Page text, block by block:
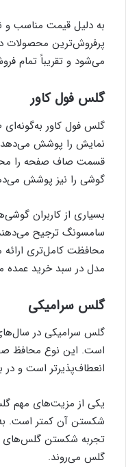
به دلیل قیمت مناسب
پرفروش‌ترین محصولات
می‌شود و تقریباً تمام
گلس فول کاور
گلس فول کاور
نمایش را پوشش
قسمت صاف صفحه را
گوشی را نیز پوشش
سامسونگ ترجیح می‌دهند
محافظت کامل‌تری
مدل در سبد خرید عمده
گلس سرامیکی
گلس سرامیکی در
است. این نوع محافظ
انعطاف‌پذیرتر است و در
یکی از مزیت‌های مهم
شکستن آن کمتر است.
تجربه شکستن گلس‌های
گلس می‌روند.